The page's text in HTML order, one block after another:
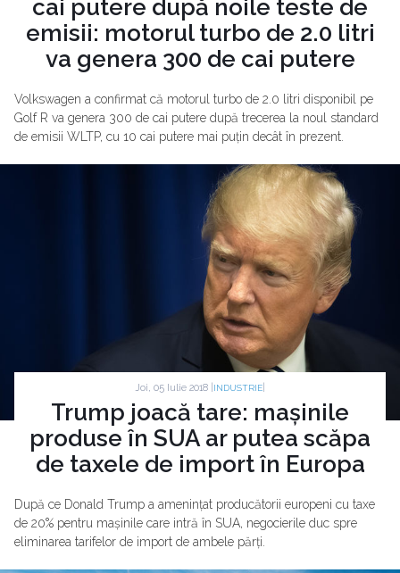
cai putere după noile teste de
emisii: motorul turbo de 2.0 litri
va genera 300 de cai putere
Volkswagen a confirmat că motorul turbo de 2.0 litri disponibil pe
Golf R va genera 300 de cai putere după trecerea la noul standard
de emisii WLTP, cu 10 cai putere mai puțin decât în prezent.
Joi, 05 Iulie 2018 | INDUSTRIE
Trump joacă tare: mașinile
produse în SUA ar putea scăpa
de taxele de import în Europa
După ce Donald Trump a amenințat producătorii europeni cu taxe
de 20% pentru mașinile care intră în SUA, negocierile duc spre
eliminarea tarifelor de import de ambele părți.